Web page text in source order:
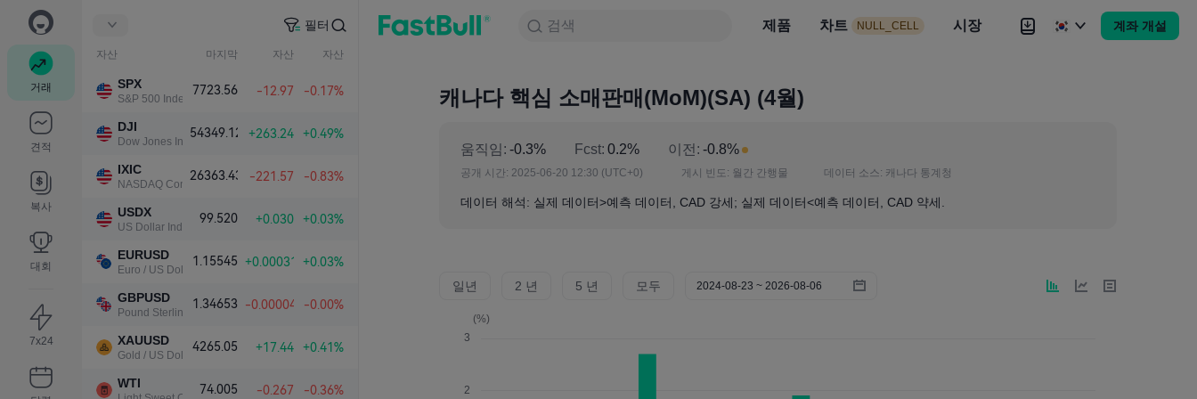
거래
견적
복사
대회
7x24
필터
자산 마지막 자산 자산
SPX
S&P 500 Index
7723.56 -12.97 -0.17%
DJI
Dow Jones Industrial Average
54349.12 +263.24 +0.49%
IXIC
NASDAQ Composite Index
26363.43 -221.57 -0.83%
USDX
US Dollar Index
99.520 +0.030 +0.03%
EURUSD
Euro / US Dollar
1.15545 +0.00031 +0.03%
GBPUSD
Pound Sterling / US Dollar
1.34653 -0.00004 -0.00%
XAUUSD
Gold / US Dollar
4265.05 +17.44 +0.41%
WTI 74.005 -0.267 -0.36%
검색 제품 차트 NULL_CELL 시장 계좌 개설
검색
NULL_CELL 시장 뉴스 전략 Brokers 더
캐나다 핵심 소매판매(MoM)(SA) (4월)
움직임: -0.3% Fcst: 0.2% 이전: -0.8%
공개 시간: 2025-06-20 12:30 (UTC+0) 게시 빈도: 월간 간행물 데이터 소스: 캐나다 통계청
데이터 해석: 실제 데이터>예측 데이터, CAD 강세; 실제 데이터<예측 데이터, CAD 약세.
일년 2 년 5 년 모두